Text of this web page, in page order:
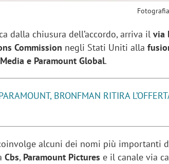
dalla chiusura dell’accordo, arriva ilvia
Commission negli Stati Uniti alla
e Paramount Global.
BRONFMAN RITIRA
coinvolge alcuni dei nomi più importanti
Cbs, Paramount Pictures e il canale via